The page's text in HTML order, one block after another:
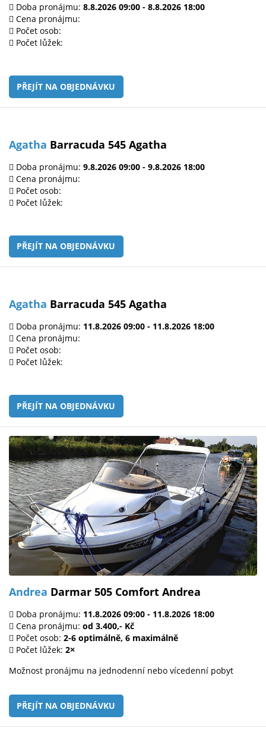
Doba pronájmu: 8.8.2026 09:00 - 8.8.2026 18:00
Cena pronájmu:
Počet osob:
Počet lůžek:
PŘEJÍT NA OBJEDNÁVKU
Agatha Barracuda 545 Agatha
Doba pronájmu: 9.8.2026 09:00 - 9.8.2026 18:00
Cena pronájmu:
Počet osob:
Počet lůžek:
PŘEJÍT NA OBJEDNÁVKU
Agatha Barracuda 545 Agatha
Doba pronájmu: 11.8.2026 09:00 - 11.8.2026 18:00
Cena pronájmu:
Počet osob:
Počet lůžek:
PŘEJÍT NA OBJEDNÁVKU
Andrea Darmar 505 Comfort Andrea
Doba pronájmu: 11.8.2026 09:00 - 11.8.2026 18:00
Cena pronájmu: od 3.400,- Kč
Počet osob: 2-6 optimálně, 6 maximálně
Počet lůžek: 2×
Možnost pronájmu na jednodenní nebo vícedenní pobyt
PŘEJÍT NA OBJEDNÁVKU